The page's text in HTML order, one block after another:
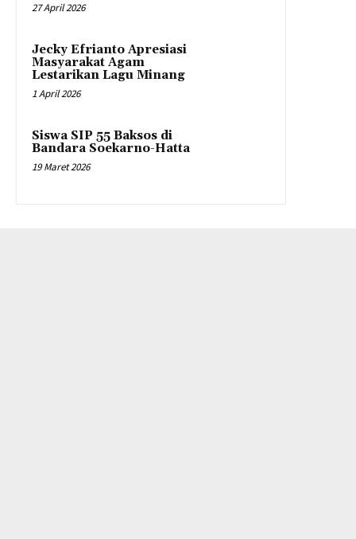
27 April 2026
Jecky Efrianto Apresiasi
Masyarakat Agam
Lestarikan Lagu Minang
1 April 2026
Siswa SIP 55 Baksos di
Bandara Soekarno-Hatta
19 Maret 2026